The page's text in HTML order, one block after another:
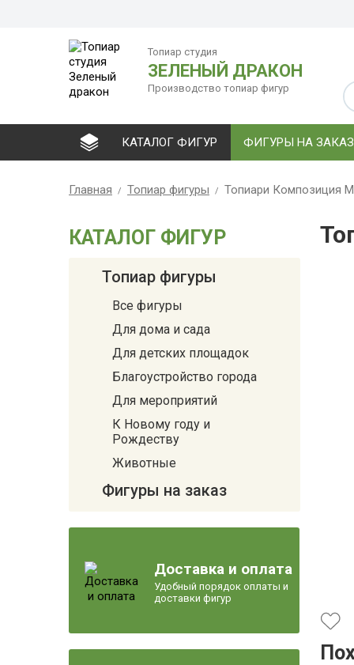
Топиар студия
ЗЕЛЕНЫЙ ДРАКОН
Производство топиар фигур
КАТАЛОГ ФИГУР ФИГУРЫ НА ЗАКАЗ
Главная Топиар фигуры Топиари Композиция
КАТАЛОГ ФИГУР
Топиар фигуры
Все фигуры
Для дома и сада
Для детских площадок
Благоустройство города
Для мероприятий
К Новому году и
Рождеству
Животные
Фигуры на заказ
Доставка и оплата
Удобный порядок оплаты и
доставки фигур